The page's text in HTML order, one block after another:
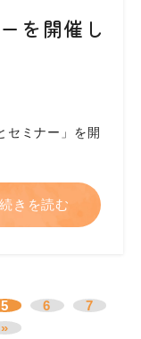
を開催し
セミナー」を開
続きを読む
5 6
7
»